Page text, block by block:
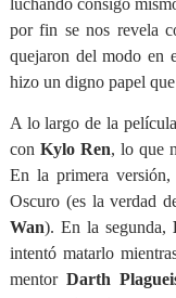
luchando consigo
por fin se nos revela
quejaron del modo en
hizo un digno papel
A lo largo de la
con Kylo Ren, lo que
En la primera versión,
Oscuro (es la verdad
Wan). En la segunda,
intentó matarlo
mentorDarth